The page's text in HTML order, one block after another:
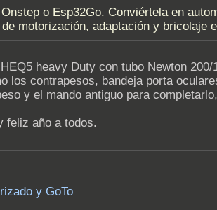
o Esp32Go. Conviértela en
motorización, adaptación y bricolaje
heavy Duty con tubo Newton
los contrapesos, bandeja porta
y el mando antiguo para
feliz año a todos.
y GoTo